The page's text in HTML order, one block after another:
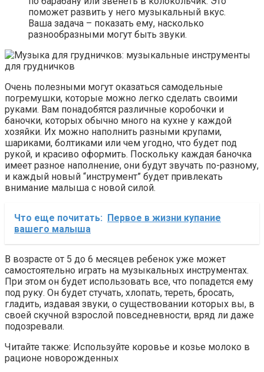
поможет развить у него музыкальный вкус.
Ваша задача – показать ему, насколько
разнообразными могут быть звуки.
Очень полезными могут оказаться самодельные
погремушки, которые можно легко сделать своими
руками. Вам понадобятся различные коробочки и
баночки, которых обычно много на кухне у каждой
хозяйки. Их можно наполнить разными крупами,
шариками, болтиками или чем угодно, что будет под
рукой, и красиво оформить. Поскольку каждая баночка
имеет разное наполнение, они будут звучать по-разному,
и каждый новый “инструмент” будет привлекать
внимание малыша с новой силой.
Что еще почитать: Первое в жизни купание
вашего малыша
В возрасте от 5 до 6 месяцев ребенок уже может
самостоятельно играть на музыкальных инструментах.
При этом он будет использовать все, что попадется ему
под руку. Он будет стучать, хлопать, тереть, бросать,
гладить, издавая звуки, о существовании которых вы, в
своей скучной взрослой повседневности, вряд ли даже
подозревали.
Читайте также: Используйте коровье и козье молоко в
рационе новорожденных